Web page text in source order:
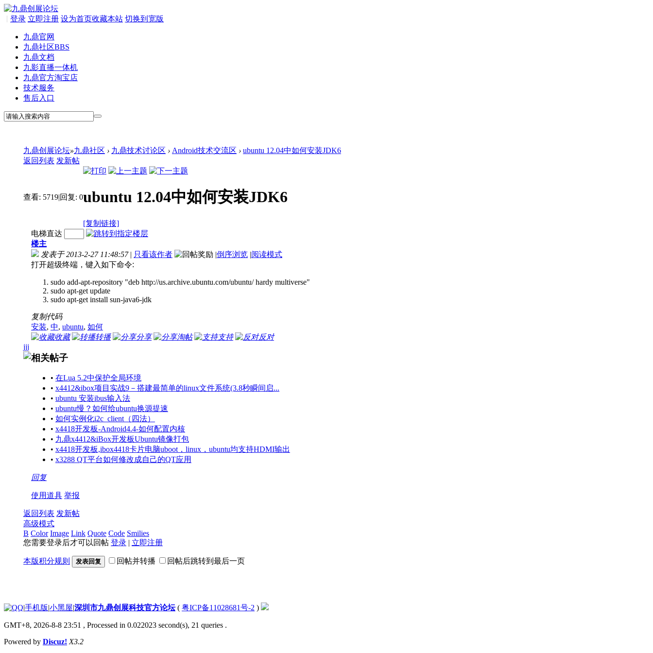
登录
| 立即注册 设为首页收藏本站 切换到宽版
九鼎官网
九鼎社区BBS
九鼎文档
九影直播一体机
九鼎官方淘宝店
技术服务
售后入口
九鼎创展论坛»九鼎社区 › 九鼎技术讨论区 › Android技术交流区 › ubuntu 12.04中如何安装JDK6
返回列表 发新帖
查看: 5719|回复: 0ubuntu 12.04中如何安装JDK6
[复制链接]
jjj
电梯直达
楼主
发表于 2013-2-27 11:48:57 | 只看该作者 |倒序浏览 |阅读模式
打开超级终端，键入如下命令:
sudo add-apt-repository "deb http://us.archive.ubuntu.com/ubuntu/ hardy multiverse"
sudo apt-get update
sudo apt-get install sun-java6-jdk
复制代码
安装, 中, ubuntu, 如何
收藏
转播 分享 淘帖 支持 反对
相关帖子
• 在Lua 5.2中保护全局环境
• x4412&ibox项目实战9－搭建最简单的linux文件系统(3.8秒瞬间启...
• ubuntu 安装ibus输入法
• ubuntu慢？如何给ubuntu换源提速
• 如何实例化i2c_client（四法）
• x4418开发板-Android4.4-如何配置内核
• 九鼎x4412&iBox开发板Ubuntu镜像打包
• x4418开发板,ibox4418卡片电脑uboot，linux，ubuntu均支持HDMI输出
• x3288 QT平台如何修改成自己的QT应用
回复
使用道具 举报
返回列表 发新帖
高级模式
B Color Image Link Quote Code Smilies
您需要登录后才可以回帖 登录 | 立即注册
本版积分规则 发表回复 回帖并转播 回帖后跳转到最后一页
|手机版|小黑屋|深圳市九鼎创展科技官方论坛( 粤ICP备11028681号-2 )
GMT+8, 2026-8-8 23:51 , Processed in 0.022023 second(s), 21 queries .
Powered by Discuz! X3.2